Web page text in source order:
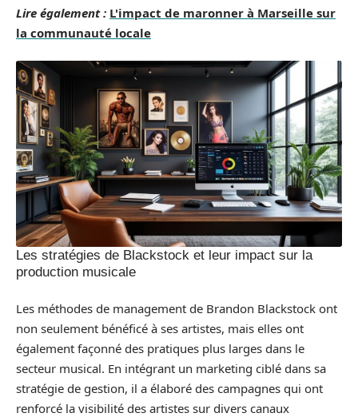
Lire également : L'impact de maronner à Marseille sur
la communauté locale
Les stratégies de Blackstock et leur impact sur la
production musicale
Les méthodes de management de Brandon Blackstock ont
non seulement bénéficé à ses artistes, mais elles ont
également façonné des pratiques plus larges dans le
secteur musical. En intégrant un marketing ciblé dans sa
stratégie de gestion, il a élaboré des campagnes qui ont
renforcé la visibilité des artistes sur divers canaux